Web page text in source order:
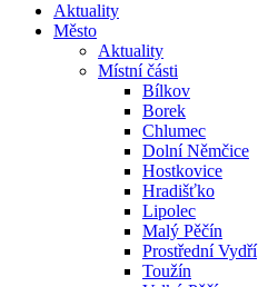
Aktuality
Město
Aktuality
Místní části
Bílkov
Borek
Chlumec
Dolní Němčice
Hostkovice
Hradišťko
Lipolec
Malý Pěčín
Prostřední Vydří
Toužín